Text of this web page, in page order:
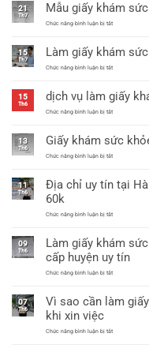
21
Th7
Mẫu giấy khám
Chức năng bình luận bị tắtở
khám
sức
khỏe
25
mới
nhất
15
Th7
Làm giấy khám
Chức năng bình luận bị tắtở
khám
sức
khỏe
25/2026
mới
nhất
15
Th6
dịch vụ làm giấy
Chức năng bình luận bị tắtở
làm
giấy
khám
a3
có
13
Th6
Giấy khám sức
Chức năng bình luận bị tắtở
sức
khỏe
xin
không?
11
Th6
Địa chỉ uy tín tại
60k
Chức năng bình luận bị tắtở
uy
tín
tại
Nội
khám
09
Th6
Làm giấy khám
cấp huyện uy tín
Chức năng bình luận bị tắtở
khám
sức
việc
07
Th6
Vì sao cần làm
khi xin việc
Chức năng bình luận bị tắtở